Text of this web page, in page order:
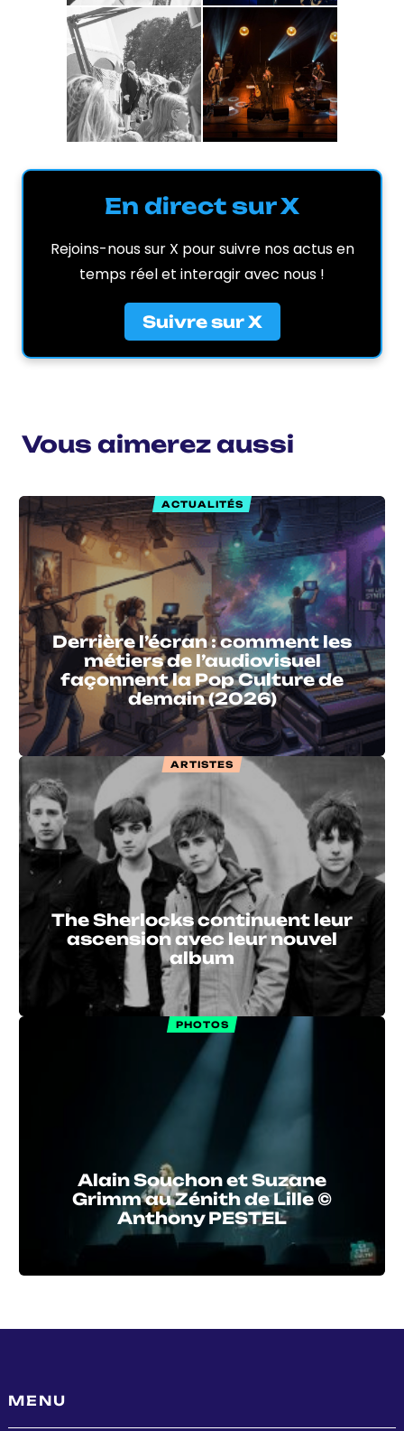
En direct sur X
Rejoins-nous sur X pour suivre nos actus en
temps réel et interagir avec nous !
Suivre sur X
Vous aimerez aussi
ACTUALITÉS
Derrière l’écran : comment les
métiers de l’audiovisuel
façonnent la Pop Culture de
demain (2026)
ARTISTES
The Sherlocks continuent leur
ascension avec leur nouvel
album
PHOTOS
Alain Souchon et Suzane
Grimm au Zénith de Lille ©
Anthony PESTEL
MENU